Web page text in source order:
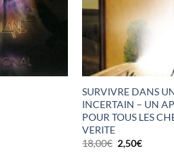
SURVIVRE DANS
INCERTAIN – UN
POUR TOUS LES
VERITE
18,00€ Le
2,50€Le